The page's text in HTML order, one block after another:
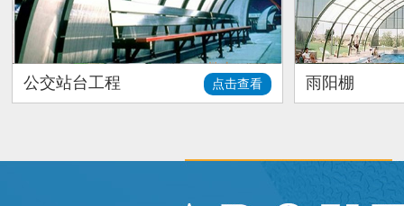
公交站台工程 点击查看 雨阳棚